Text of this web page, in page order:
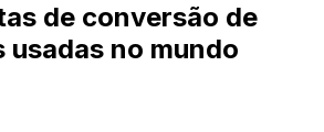
de conversão de
usadas no mundo